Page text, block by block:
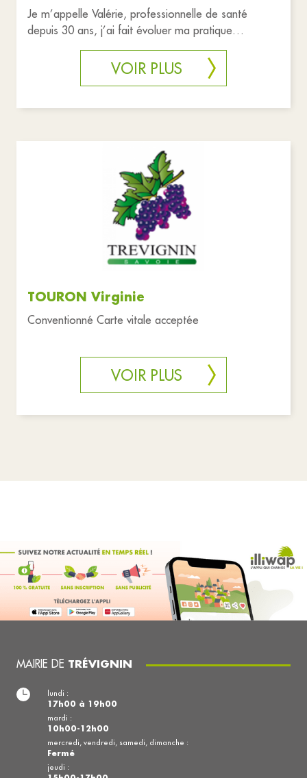
Je m’appelle Valérie, professionnelle de santé
depuis 30 ans, j’ai fait évoluer ma pratique
professionnelle en me forman
VOIR PLUS
TOURON Virginie
Conventionné Carte vitale acceptée
VOIR PLUS
MAIRIE DE TRÉVIGNIN
lundi :
17h00 à 19h00
mardi :
10h00-12h00
mercredi, vendredi, samedi, dimanche :
Fermé
jeudi :